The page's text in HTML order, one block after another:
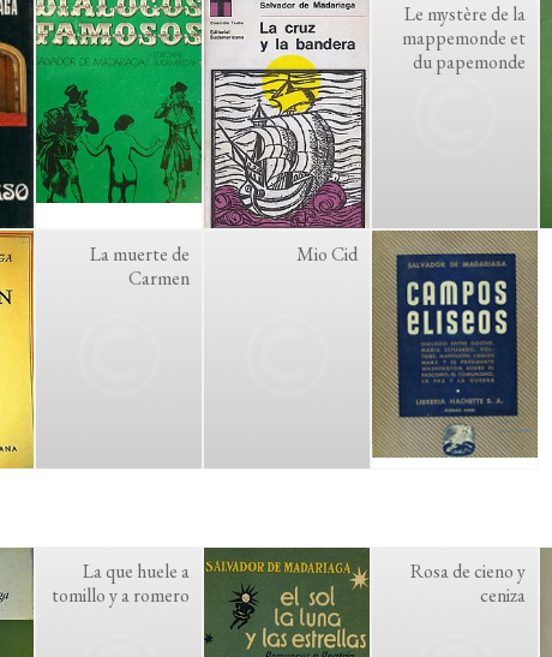
Le mystère de la
mappemonde et
du papemonde
La muerte de
Carmen
Mio Cid
La que huele a
tomillo y a romero
Rosa de cieno y
ceniza